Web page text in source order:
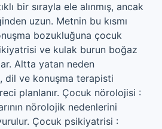
bir sırayla ele alınmış, ancak
uzun. Metnin bu kısmı
bozukluğuna çocuk
ve kulak burun boğaz
Altta yatan neden
dil ve konuşma terapisti
planlanır. Çocuk nörolojisi :
nörolojik nedenlerini
Çocuk psikiyatrisi :